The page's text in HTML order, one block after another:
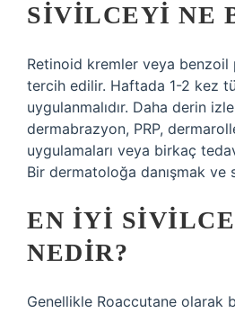
SIVILCEYI NE
Retinoid kremler veya
tercih edilir. Haftada 1-2 kez
uygulanmalıdır. Daha derin
dermabrazyon, PRP,
uygulamaları veya birkaç
Bir dermatoloğa danışmak ve
EN IYI
NEDIR?
Genellikle Roaccutane olarak